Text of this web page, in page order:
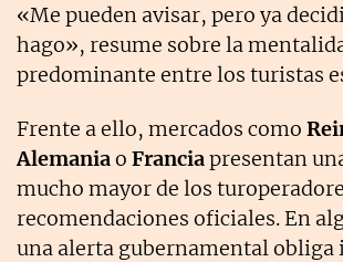
«Me pueden avisar, pero ya
hago», resume sobre la
predominante entre los turistas
Frente a ello, mercados como
Alemaniao Franciapresentan
mucho mayor de los
recomendaciones oficiales. En
una alerta gubernamental obliga